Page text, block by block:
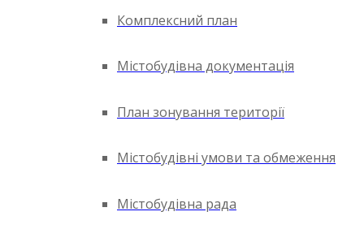
Комплексний план
Містобудівна документація
План зонування території
Містобудівні умови та обмеження
Містобудівна рада